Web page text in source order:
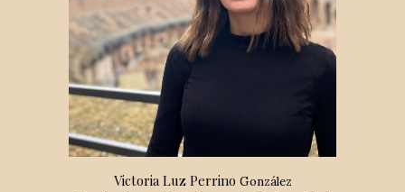
Victoria Luz Perrino González